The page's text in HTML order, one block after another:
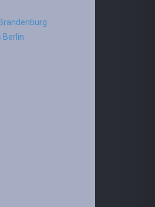
Berlin